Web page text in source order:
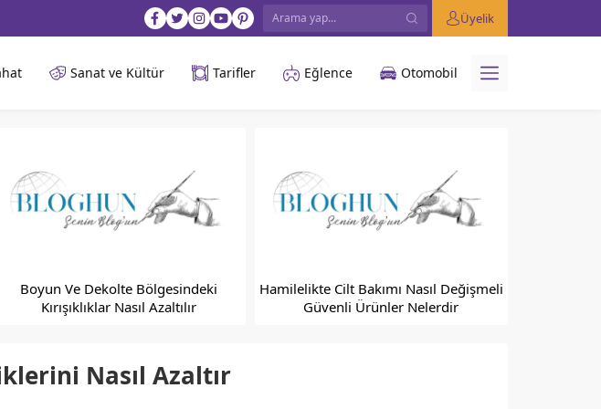
Üyelik
Sanat ve Kültür Tarifler Eğlence Otomobil
Boyun Ve Dekolte Bölgesindeki
Kırışıklıklar Nasıl Azaltılır
Hamilelikte Cilt Bakımı Nasıl Değişmeli
Güvenli Ürünler Nelerdir
Nasıl Azaltır